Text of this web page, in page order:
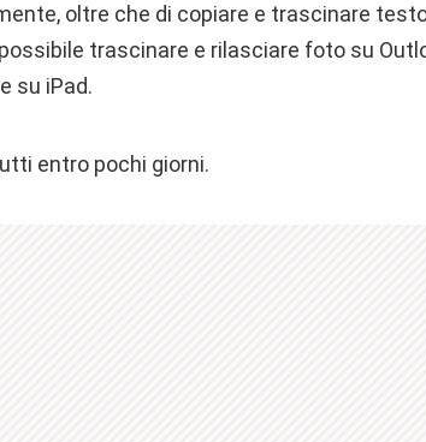
oltre che di copiare e trascinare
trascinare e rilasciare foto su
su iPad.
entro pochi giorni.